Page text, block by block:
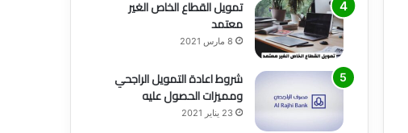
تمويل القطاع الخاص الغير
معتمد
8 مارس 2021
شروط اعادة التمويل الراجحي
ومميزات الحصول عليه
23 يناير 2021